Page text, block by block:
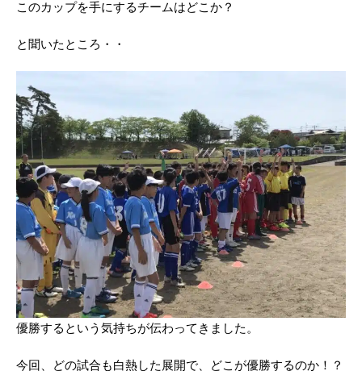
このカップを手にするチームはどこか？
と聞いたところ・・
優勝するという気持ちが伝わってきました。
今回、どの試合も白熱した展開で、どこが優勝するのか！？